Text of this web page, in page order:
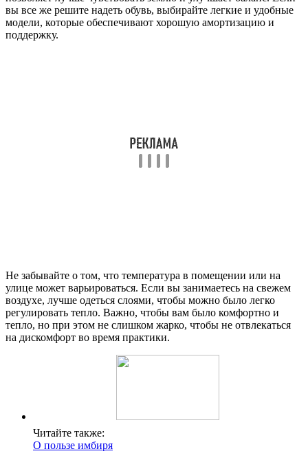
вы все же решите надеть обувь, выбирайте легкие и удобные
модели, которые обеспечивают хорошую амортизацию и
поддержку.
Не забывайте о том, что температура в помещении или на
улице может варьироваться. Если вы занимаетесь на свежем
воздухе, лучше одеться слоями, чтобы можно было легко
регулировать тепло. Важно, чтобы вам было комфортно и
тепло, но при этом не слишком жарко, чтобы не отвлекаться
на дискомфорт во время практики.
Читайте также:
О пользе имбиря